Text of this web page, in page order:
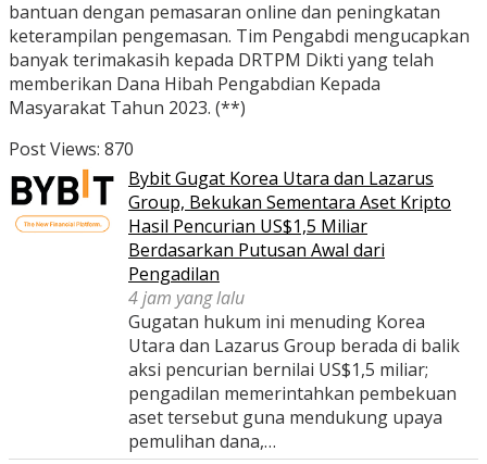
bantuan dengan pemasaran online dan peningkatan
keterampilan pengemasan. Tim Pengabdi mengucapkan
banyak terimakasih kepada DRTPM Dikti yang telah
memberikan Dana Hibah Pengabdian Kepada
Masyarakat Tahun 2023. (**)
Post Views: 870
Bybit Gugat Korea Utara dan Lazarus
Group, Bekukan Sementara Aset Kripto
Hasil Pencurian US$1,5 Miliar
Berdasarkan Putusan Awal dari
Pengadilan
4 jam yang lalu
Gugatan hukum ini menuding Korea
Utara dan Lazarus Group berada di balik
aksi pencurian bernilai US$1,5 miliar;
pengadilan memerintahkan pembekuan
aset tersebut guna mendukung upaya
pemulihan dana,…